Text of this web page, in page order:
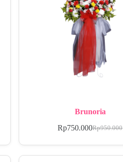
Brunoria
Rp950.000
Rp750.000